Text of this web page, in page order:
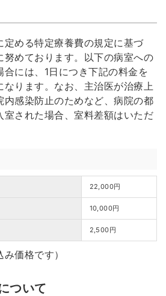
定める特定療養費の規定に基づ
努めております。以下の病室への
合には、1日につき下記の料金を
なります。なお、主治医が治療上
内感染防止のためなど、病院の都
室された場合、室料差額はいただ
22,000円
10,000円
2,500円
み価格です）
ついて